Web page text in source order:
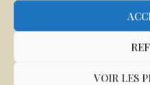
VOIR LES
CENTRE DE SANTÉ
CENTRE INTERNATIONAL
CENTRE NATIONAL DES